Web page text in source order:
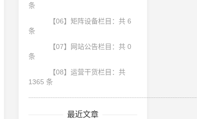
条
【06】矩阵设备栏目：共 6
条
【07】网站公告栏目：共 0
条
【08】运营干货栏目：共
1365 条
最近文章